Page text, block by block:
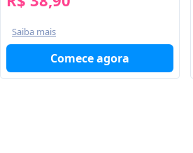
Saiba mais
Comece agora